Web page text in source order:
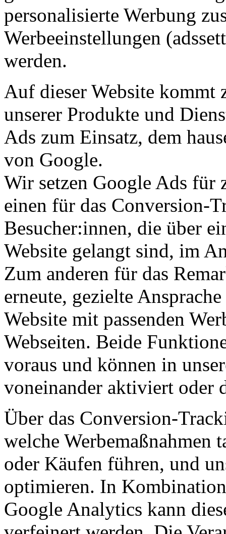
personalisierte Werbung
Werbeeinstellungen
werden.
Auf dieser Website kommt
unserer Produkte und
Ads zum Einsatz, dem
von Google.
Wir setzen Google Ads für
einen für das Conversion-
Besucher:innen, die über
Website gelangt sind, im
Zum anderen für das
erneute, gezielte
Website mit passenden
Webseiten. Beide
voraus und können in
voneinander aktiviert oder
Über das Conversion-
welche Werbemaßnahmen
oder Käufen führen, und
optimieren. In
Google Analytics kann